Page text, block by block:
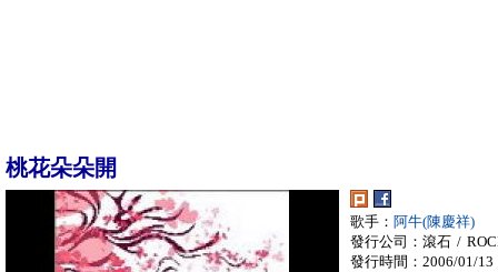
桃花朵朵開
歌手： 阿牛(陳慶祥)
發行公司：滾石 /
發行時間：2006/01/13